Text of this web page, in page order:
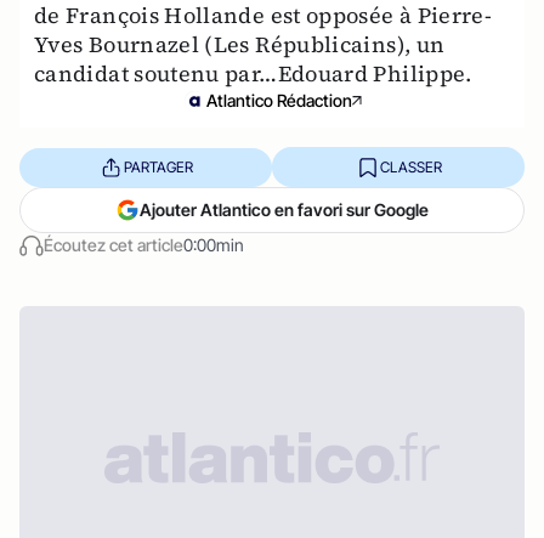
de François Hollande est opposée à Pierre-
Yves Bournazel (Les Républicains), un
candidat soutenu par…Edouard Philippe.
Atlantico Rédaction
Écoutez cet article0:00min
PARTAGER CLASSER
Ajouter Atlantico en favori sur Google